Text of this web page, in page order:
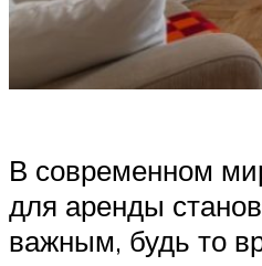
В современном
для аренды
важным, будь то